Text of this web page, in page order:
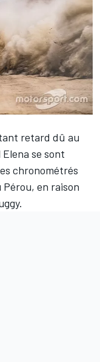
retard dû au
se sont
chronométrés
en raison